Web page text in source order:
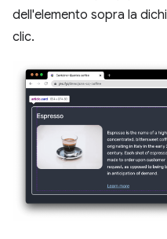
dell'elemento sopra la
clic.